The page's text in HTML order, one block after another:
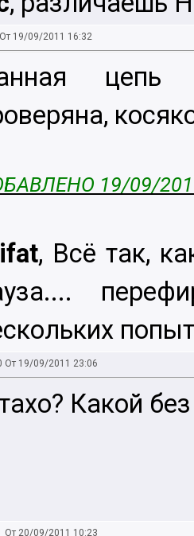
19/09/2011 16:32
цепь
19/09/
, Всё так,
От 19/09/2011 23:06
Какой
От 20/09/2011 10:23